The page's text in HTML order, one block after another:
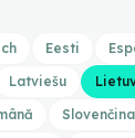
Eesti
Latviešu
Slovenčina